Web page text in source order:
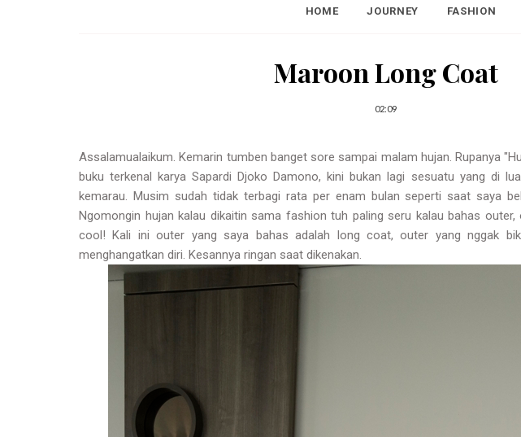
HOME JOURNEY FASHION
Maroon Long Coat
02:09
Assalamualaikum. Kemarin tumben banget sore sampai malam hujan. Rupanya
buku terkenal karya Sapardi Djoko Damono, kini bukan lagi sesuatu yang di
kemarau. Musim sudah tidak terbagi rata per enam bulan seperti saat saya
Ngomongin hujan kalau dikaitin sama fashion tuh paling seru kalau bahas
cool! Kali ini outer yang saya bahas adalah long coat, outer yang nggak
menghangatkan diri. Kesannya ringan saat dikenakan.